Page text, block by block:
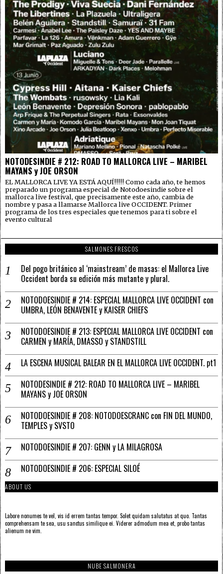
NOTODESINDIE # 212: ROAD TO MALLORCA LIVE – MARIBEL
MAYANS y JOE ORSON
EL MALLORCA LIVE YA ESTÁ AQUÍ!!!!! Como cada año, te hemos
preparado un programa especial de Notodoesindie sobre el
mallorca live festival, que precisamente este año, cambia de
nombre y pasa a llamarse Mallorca live OCCIDENT. Primer
programa de los tres especiales que tenemos para ti sobre el
evento cultural
SALMONES FRESCOS
Del pogo británico al ‘mainstream’ de masas: el Mallorca Live
Occident borda su edición más mutante y plural.
NOTODOESINDIE # 214: ESPECIAL MALLORCA LIVE OCCIDENT con
UMBRA, LEÓN BENAVENTE y KAISER CHIEFS
NOTODOESINDIE # 213: ESPECIAL MALLORCA LIVE OCCIDENT con
CARMEN y MARÍA, DMASSO y STANDSTILL
LA ESCENA MUSICAL BALEAR EN EL MALLORCA LIVE OCCIDENT. pt1
NOTODESINDIE # 212: ROAD TO MALLORCA LIVE – MARIBEL
MAYANS y JOE ORSON
NOTODOESINDIE # 208: NOTODOESCRANC con FIN DEL MUNDO,
TEMPLES y SVSTO
NOTODOESINDIE # 207: GENN y LA MILAGROSA
NOTODOESINDIE # 206: ESPECIAL SILOÉ
ABOUT US
Labore nonumes te vel, vis id errem tantas tempor. Solet quidam salutatus at quo. Tantas
comprehensam te sea, usu sanctus similique ei. Viderer admodum mea et, probo tantas
alienum ne vim.
NUBE SALMONERA